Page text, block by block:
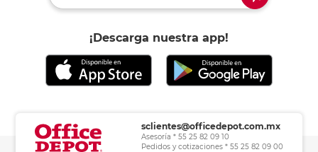
¡Descarga nuestra app!
sclientes@officedepot.com.mx
Asesoría * 55 25 82 09 10
Pedidos y cotizaciones * 55 25 82 09 00